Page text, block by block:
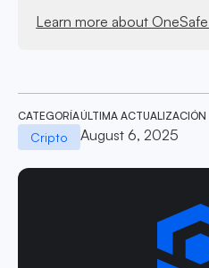
Learn more about
CATEGORÍA
Cripto
ÚLTIMA ACTUALIZACIÓN
August 6, 2025